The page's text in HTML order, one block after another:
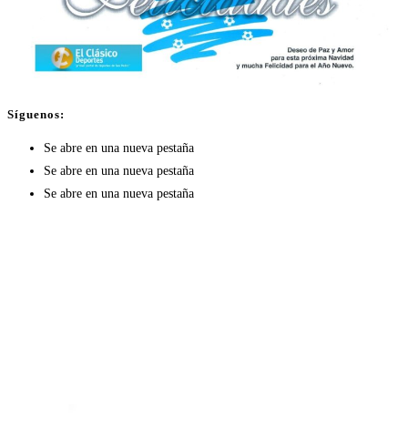
Síguenos:
Se abre en una nueva pestaña
Se abre en una nueva pestaña
Se abre en una nueva pestaña